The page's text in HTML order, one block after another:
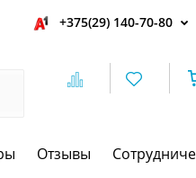
+375(29) 140-70-80
Отзывы